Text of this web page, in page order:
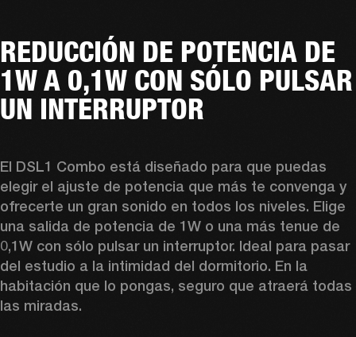
REDUCCIÓN DE POTENCIA DE
1W A 0,1W CON SÓLO PULSAR
UN INTERRUPTOR
El DSL1 Combo está diseñado para que puedas
elegir el ajuste de potencia que más te convenga y
ofrecerte un gran sonido en todos los niveles. Elige
una salida de potencia de 1W o una más tenue de
0,1W con sólo pulsar un interruptor. Ideal para pasar
del estudio a la intimidad del dormitorio. En la
habitación que lo pongas, seguro que atraerá todas
las miradas.